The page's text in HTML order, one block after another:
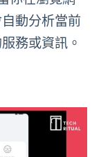
動分析當前
務或資訊。